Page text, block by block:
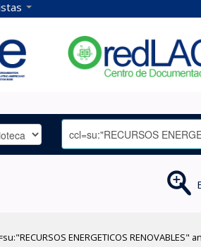
ENERGETICOS